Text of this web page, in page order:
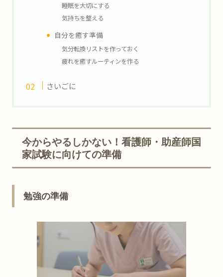
睡眠を大切にする
気持ちを整える
自分を癒す準備
気分転換リストを作っておく
疲れを癒すルーティンを作る
さいごに
今からやるしかない！看護師・助産師国
家試験に向けての準備
勉強の準備